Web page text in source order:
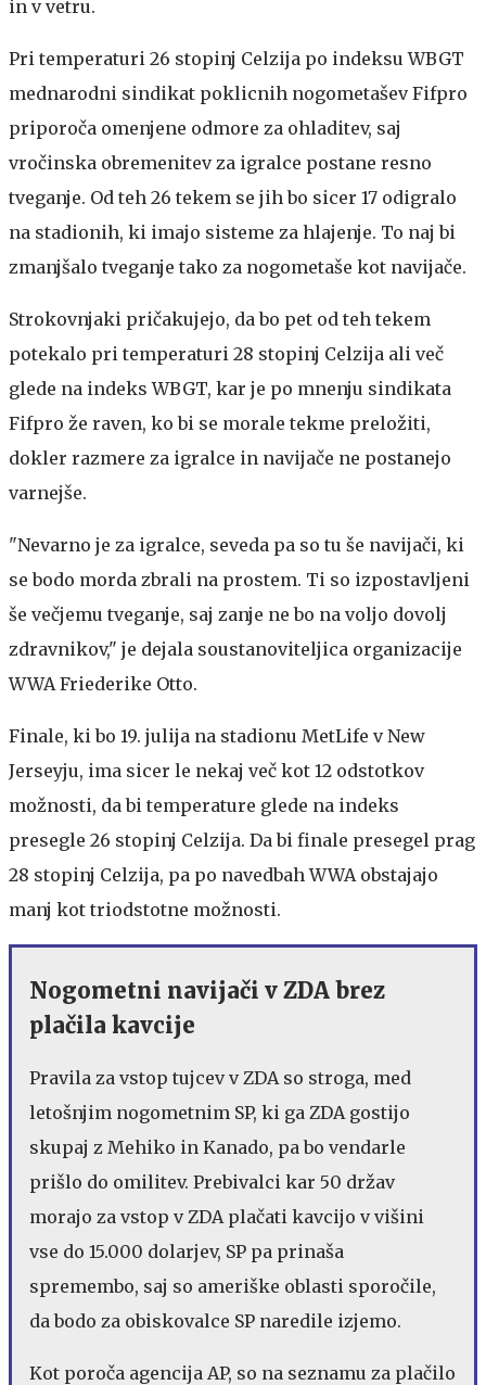
in v vetru.
Pri temperaturi 26 stopinj Celzija po indeksu WBGT
mednarodni sindikat poklicnih nogometašev Fifpro
priporoča omenjene odmore za ohladitev, saj
vročinska obremenitev za igralce postane resno
tveganje. Od teh 26 tekem se jih bo sicer 17 odigralo
na stadionih, ki imajo sisteme za hlajenje. To naj bi
zmanjšalo tveganje tako za nogometaše kot navijače.
Strokovnjaki pričakujejo, da bo pet od teh tekem
potekalo pri temperaturi 28 stopinj Celzija ali več
glede na indeks WBGT, kar je po mnenju sindikata
Fifpro že raven, ko bi se morale tekme preložiti,
dokler razmere za igralce in navijače ne postanejo
varnejše.
"Nevarno je za igralce, seveda pa so tu še navijači, ki
se bodo morda zbrali na prostem. Ti so izpostavljeni
še večjemu tveganje, saj zanje ne bo na voljo dovolj
zdravnikov," je dejala soustanoviteljica organizacije
WWA Friederike Otto.
Finale, ki bo 19. julija na stadionu MetLife v New
Jerseyju, ima sicer le nekaj več kot 12 odstotkov
možnosti, da bi temperature glede na indeks
presegle 26 stopinj Celzija. Da bi finale presegel prag
28 stopinj Celzija, pa po navedbah WWA obstajajo
manj kot triodstotne možnosti.
Nogometni navijači v ZDA brez
plačila kavcije
Pravila za vstop tujcev v ZDA so stroga, med
letošnjim nogometnim SP, ki ga ZDA gostijo
skupaj z Mehiko in Kanado, pa bo vendarle
prišlo do omilitev. Prebivalci kar 50 držav
morajo za vstop v ZDA plačati kavcijo v višini
vse do 15.000 dolarjev, SP pa prinaša
spremembo, saj so ameriške oblasti sporočile,
da bodo za obiskovalce SP naredile izjemo.
Kot poroča agencija AP, so na seznamu za plačilo